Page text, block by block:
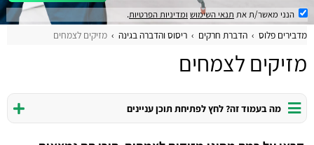
הנני מאשר/ת את תנאי השימוש ומדיניות הפרטיות.
מדבירים פלוס הדברת חרקים ריסוס והדברה בגינה מזיקים לצמחים
מזיקים לצמחים
מה בעמוד זה? לחץ לפתיחת תוכן עניינים